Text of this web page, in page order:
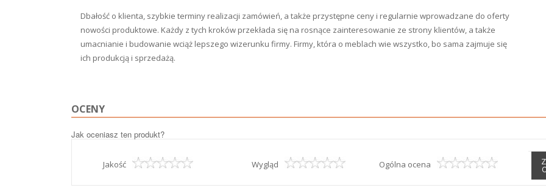
Dbałość o klienta, szybkie terminy realizacji zamówień, a także przystępne ceny i regularnie wprowadzane do oferty
nowości produktowe. Każdy z tych kroków przekłada się na rosnące zainteresowanie ze strony klientów, a także
umacnianie i budowanie wciąż lepszego wizerunku firmy. Firmy, która o meblach wie wszystko, bo sama zajmuje się
ich produkcją i sprzedażą.
OCENY
Jak oceniasz ten produkt?
Jakość Wygląd Ogólna ocena